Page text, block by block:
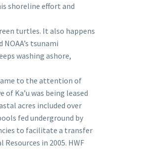
shoreline effort and
turtles. It also happens
tsunami
washing ashore,
to the attention of
Ka’u was being leased
acres included over
fed underground by
to facilitate a transfer
in 2005. HWF